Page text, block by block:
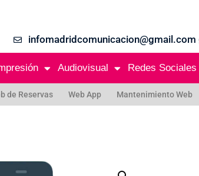
infomadridcomunicacion@gmail.com
Audiovisual Redes Sociales
de Reservas Web App Mantenimiento Web